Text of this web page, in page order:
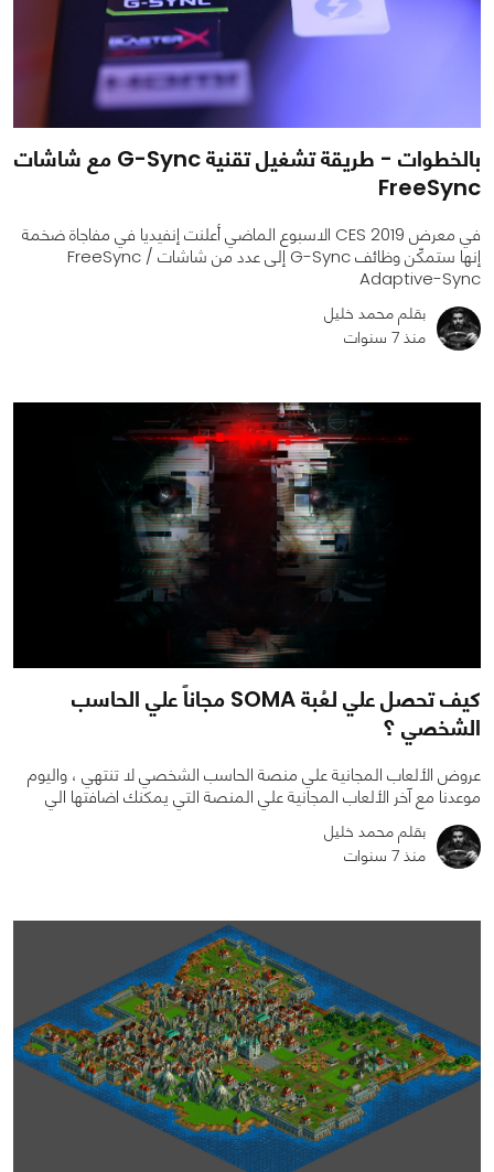
بالخطوات - طريقة تشغيل تقنية G-Sync مع شاشات
FreeSync
في معرض CES 2019 الاسبوع الماضي أعلنت إنفيديا في مفاجاة ضخمة
إنها ستمكّن وظائف G-Sync إلى عدد من شاشات FreeSync /
Adaptive-Sync
بقلم محمد خليل
منذ 7 سنوات
كيف تحصل علي لعُبة SOMA مجاناً علي الحاسب
الشخصي ؟
عروض الألعاب المجانية علي منصة الحاسب الشخصي لا تنتهي ، واليوم
موعدنا مع آخر الألعاب المجانية علي المنصة التي يمكنك اضافتها الي
بقلم محمد خليل
منذ 7 سنوات